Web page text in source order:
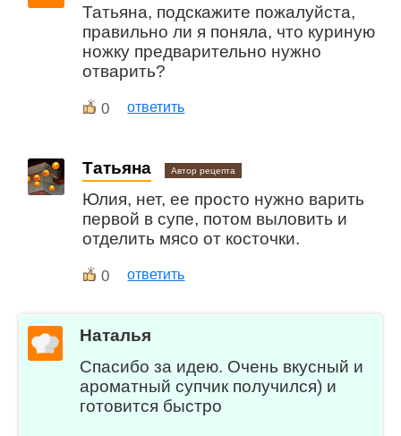
Татьяна, подскажите пожалуйста,
правильно ли я поняла, что куриную
ножку предварительно нужно
отварить?
0 ответить
Татьяна Автор рецепта
Юлия, нет, ее просто нужно варить
первой в супе, потом выловить и
отделить мясо от косточки.
0 ответить
Наталья
Спасибо за идею. Очень вкусный и
ароматный супчик получился) и
готовится быстро